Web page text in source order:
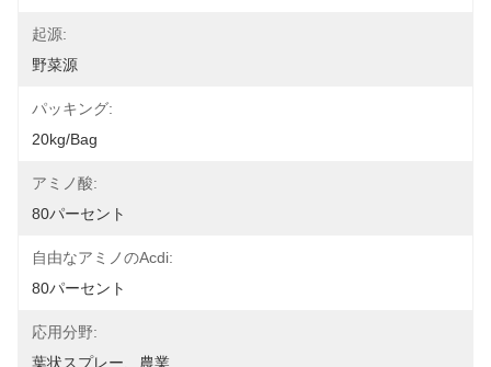
起源:
野菜源
パッキング:
20kg/bag
アミノ酸:
80パーセント
自由なアミノのacdi:
80パーセント
応用分野:
葉状スプレー、農業